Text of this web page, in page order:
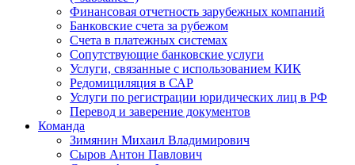
Финансовая отчетность зарубежных компаний
Банковские счета за рубежом
Счета в платежных системах
Сопутствующие банковские услуги
Услуги, связанные с использованием КИК
Редомициляция в САР
Услуги по регистрации юридических лиц в РФ
Перевод и заверение документов
Команда
Зимянин Михаил Владимирович
Сыров Антон Павлович